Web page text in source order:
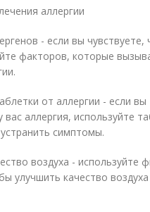
аллергии
- если вы чувствуете,
факторов, которые
от аллергии - если вы
вас аллергия, используйте
симптомы.
воздуха - используйте
улучшить качество